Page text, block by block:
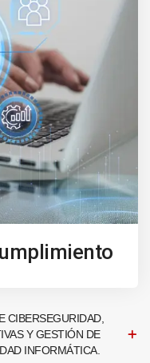
CIBERSEGURIDAD,
Y GESTIÓN DE
INFORMÁTICA.